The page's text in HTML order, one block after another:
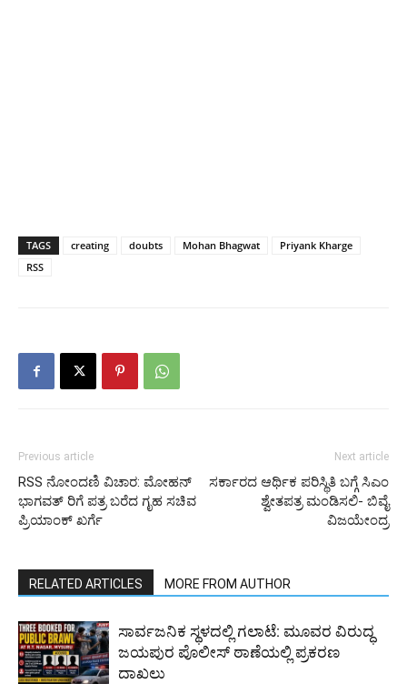
TAGS creating doubts Mohan Bhagwat
Priyank Kharge
RSS
Previous article
RSS ನೋಂದಣಿ ವಿಚಾರ: ಮೋಹನ್
ಭಾಗವತ್ ರಿಗೆ ಪತ್ರ ಬರೆದ ಗೃಹ ಸಚಿವ
ಪ್ರಿಯಾಂಕ್ ಖರ್ಗೆ
Next article
ಸರ್ಕಾರದ ಆರ್ಥಿಕ ಪರಿಸ್ಥಿತಿ ಬಗ್ಗೆ ಸಿಎಂ
ಶ್ವೇತಪತ್ರ ಮಂಡಿಸಲಿ- ಬಿವೈ
ವಿಜಯೇಂದ್ರ
RELATED ARTICLES MORE FROM AUTHOR
ಸಾರ್ವಜನಿಕ ಸ್ಥಳದಲ್ಲಿ ಗಲಾಟೆ: ಮೂವರ ವಿರುದ್ಧ
ಜಯಪುರ ಪೊಲೀಸ್ ಠಾಣೆಯಲ್ಲಿ ಪ್ರಕರಣ
ದಾಖಲು